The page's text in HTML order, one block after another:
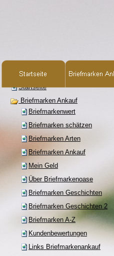
Startseite
Briefmarken Ankauf
Briefmarkenwert
Briefmarken schätzen
Briefmarken Arten
Briefmarken Ankauf
Mein Geld
Über Briefmarkenoase
Briefmarken Geschichten
Briefmarken Geschichten 2
Briefmarken A-Z
Kundenbewertungen
Links Briefmarkenankauf